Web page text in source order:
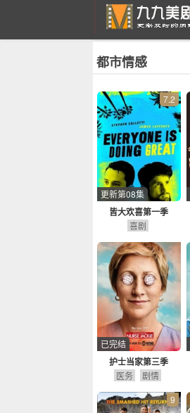
都市情感
皆大欢喜第一季
7.2
更新第08集
喜剧
护士当家第三季
已完结
医务 剧情
9